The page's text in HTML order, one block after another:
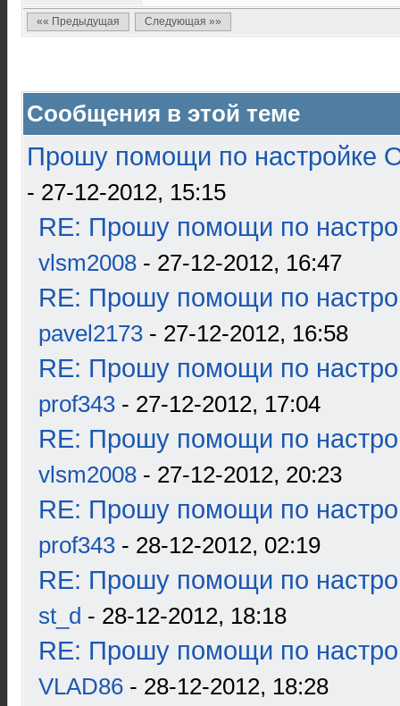
«« Предыдущая Следующая »»
Сообщения в этой теме
Прошу помощи по настройке
- 27-12-2012, 15:15
RE: Прошу помощи по
vlsm2008 - 27-12-2012, 16:47
RE: Прошу помощи по
pavel2173 - 27-12-2012, 16:58
RE: Прошу помощи по
prof343 - 27-12-2012, 17:04
RE: Прошу помощи по
vlsm2008 - 27-12-2012, 20:23
RE: Прошу помощи по
prof343 - 28-12-2012, 02:19
RE: Прошу помощи по
st_d - 28-12-2012, 18:18
RE: Прошу помощи по
VLAD86 - 28-12-2012, 18:28